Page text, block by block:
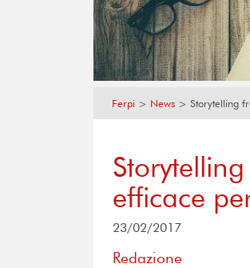
Ferpi > News > Storytelling
efficace
23/02/2017
Redazione